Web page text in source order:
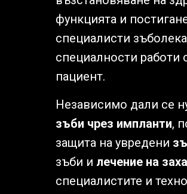
функцията и
специалисти
специалности
пациент.
Независимо дали се
зъби чрез импланти,
защита на увредени
зъби и лечение на
специалистите и